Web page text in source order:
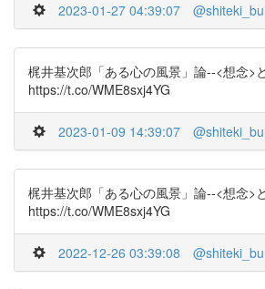
2023-01-27 04:39:07
梶井基次郎「ある心の風景」論--<想念>
https://t.co/WME8sxj4YG
2023-01-09 14:39:07
梶井基次郎「ある心の風景」論--<想念>
https://t.co/WME8sxj4YG
2022-12-26 03:39:08